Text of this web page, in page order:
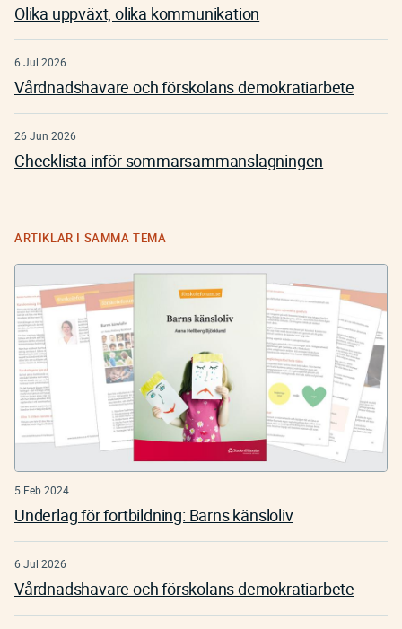
Olika uppväxt, olika kommunikation
6 Jul 2026
Vårdnadshavare och förskolans demokratiarbete
26 Jun 2026
Checklista inför sommarsammanslagningen
ARTIKLAR I SAMMA TEMA
5 Feb 2024
Underlag för fortbildning: Barns känsloliv
6 Jul 2026
Vårdnadshavare och förskolans demokratiarbete